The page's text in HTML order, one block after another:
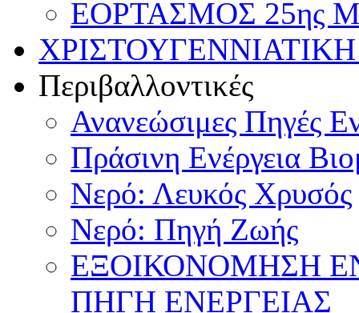
ΕΟΡΤΑΣΜΟΣ 25ης
Περιβαλλοντικές
Ανανεώσιμες Πηγές
Πράσινη Ενέργεια
Νερό: Λευκός Χρυσός
Νερό: Πηγή Ζωής
ΕΞΟΙΚΟΝΟΜΗΣΗ
ΠΗΓΗ ΕΝΕΡΓΕΙΑΣ